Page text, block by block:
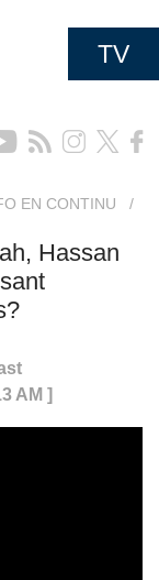
TV
EN CONTINU
/
Hassan
AM ]